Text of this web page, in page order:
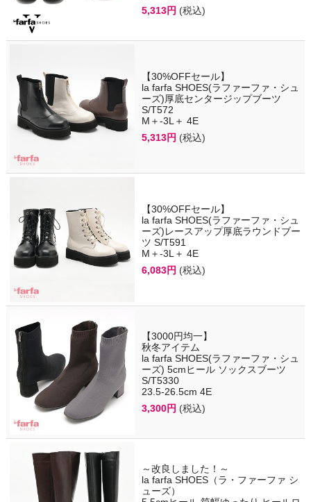
5,313円 (税込)
【30%OFFセール】
la farfa SHOES(ラファーファ・シュ
ーズ)厚底センタージップブーツ
S/T572
M＋-3L＋ 4E
5,313円 (税込)
【30%OFFセール】
la farfa SHOES(ラファーファ・シュ
ーズ)レースアップ厚底ラウンドブー
ツ S/T591
M＋-3L＋ 4E
6,083円 (税込)
【3000円均一】
秋冬アイテム
la farfa SHOES(ラファーファ・シュ
ーズ) 5cmヒール ソックスブーツ
S/T5330
23.5-26.5cm 4E
3,300円 (税込)
～改良しました！～
la farfa SHOES（ラ・ファーファ シ
ューズ）